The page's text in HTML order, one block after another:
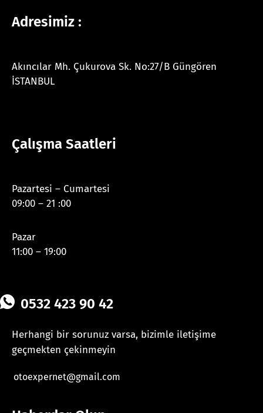
Adresimiz :
Akıncılar Mh. Çukurova Sk. No:27/B Güngören
İSTANBUL
Çalışma Saatleri
Pazartesi – Cumartesi
09:00 – 21 :00
Pazar
11:00 – 19:00
0532 423 90 42
Herhangi bir sorunuz varsa, bizimle iletişime
geçmekten çekinmeyin
otoexpernet@gmail.com